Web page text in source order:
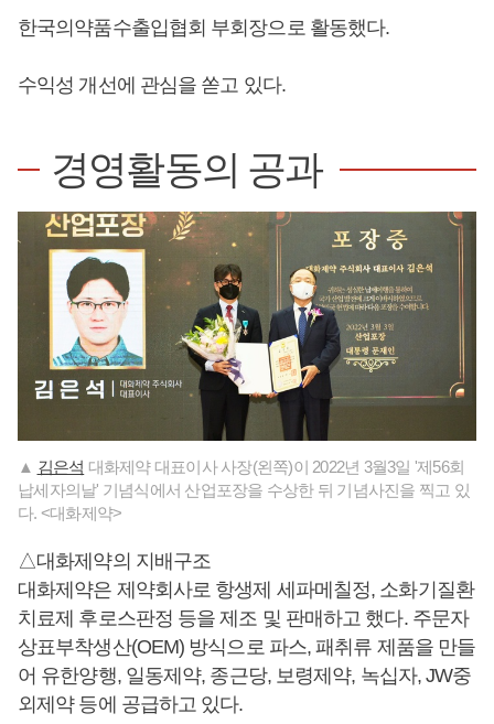
한국의약품수출입협회 부회장으로 활동했다.
수익성 개선에 관심을 쏟고 있다.
경영활동의 공과
▲ 김은석 대화제약 대표이사 사장(왼쪽)이 2022년 3월3일 '제56회
납세자의날' 기념식에서 산업포장을 수상한 뒤 기념사진을 찍고 있
다. <대화제약>
△대화제약의 지배구조
대화제약은 제약회사로 항생제 세파메칠정, 소화기질환
치료제 후로스판정 등을 제조 및 판매하고 했다. 주문자
상표부착생산(OEM) 방식으로 파스, 패취류 제품을 만들
어 유한양행, 일동제약, 종근당, 보령제약, 녹십자, JW중
외제약 등에 공급하고 있다.